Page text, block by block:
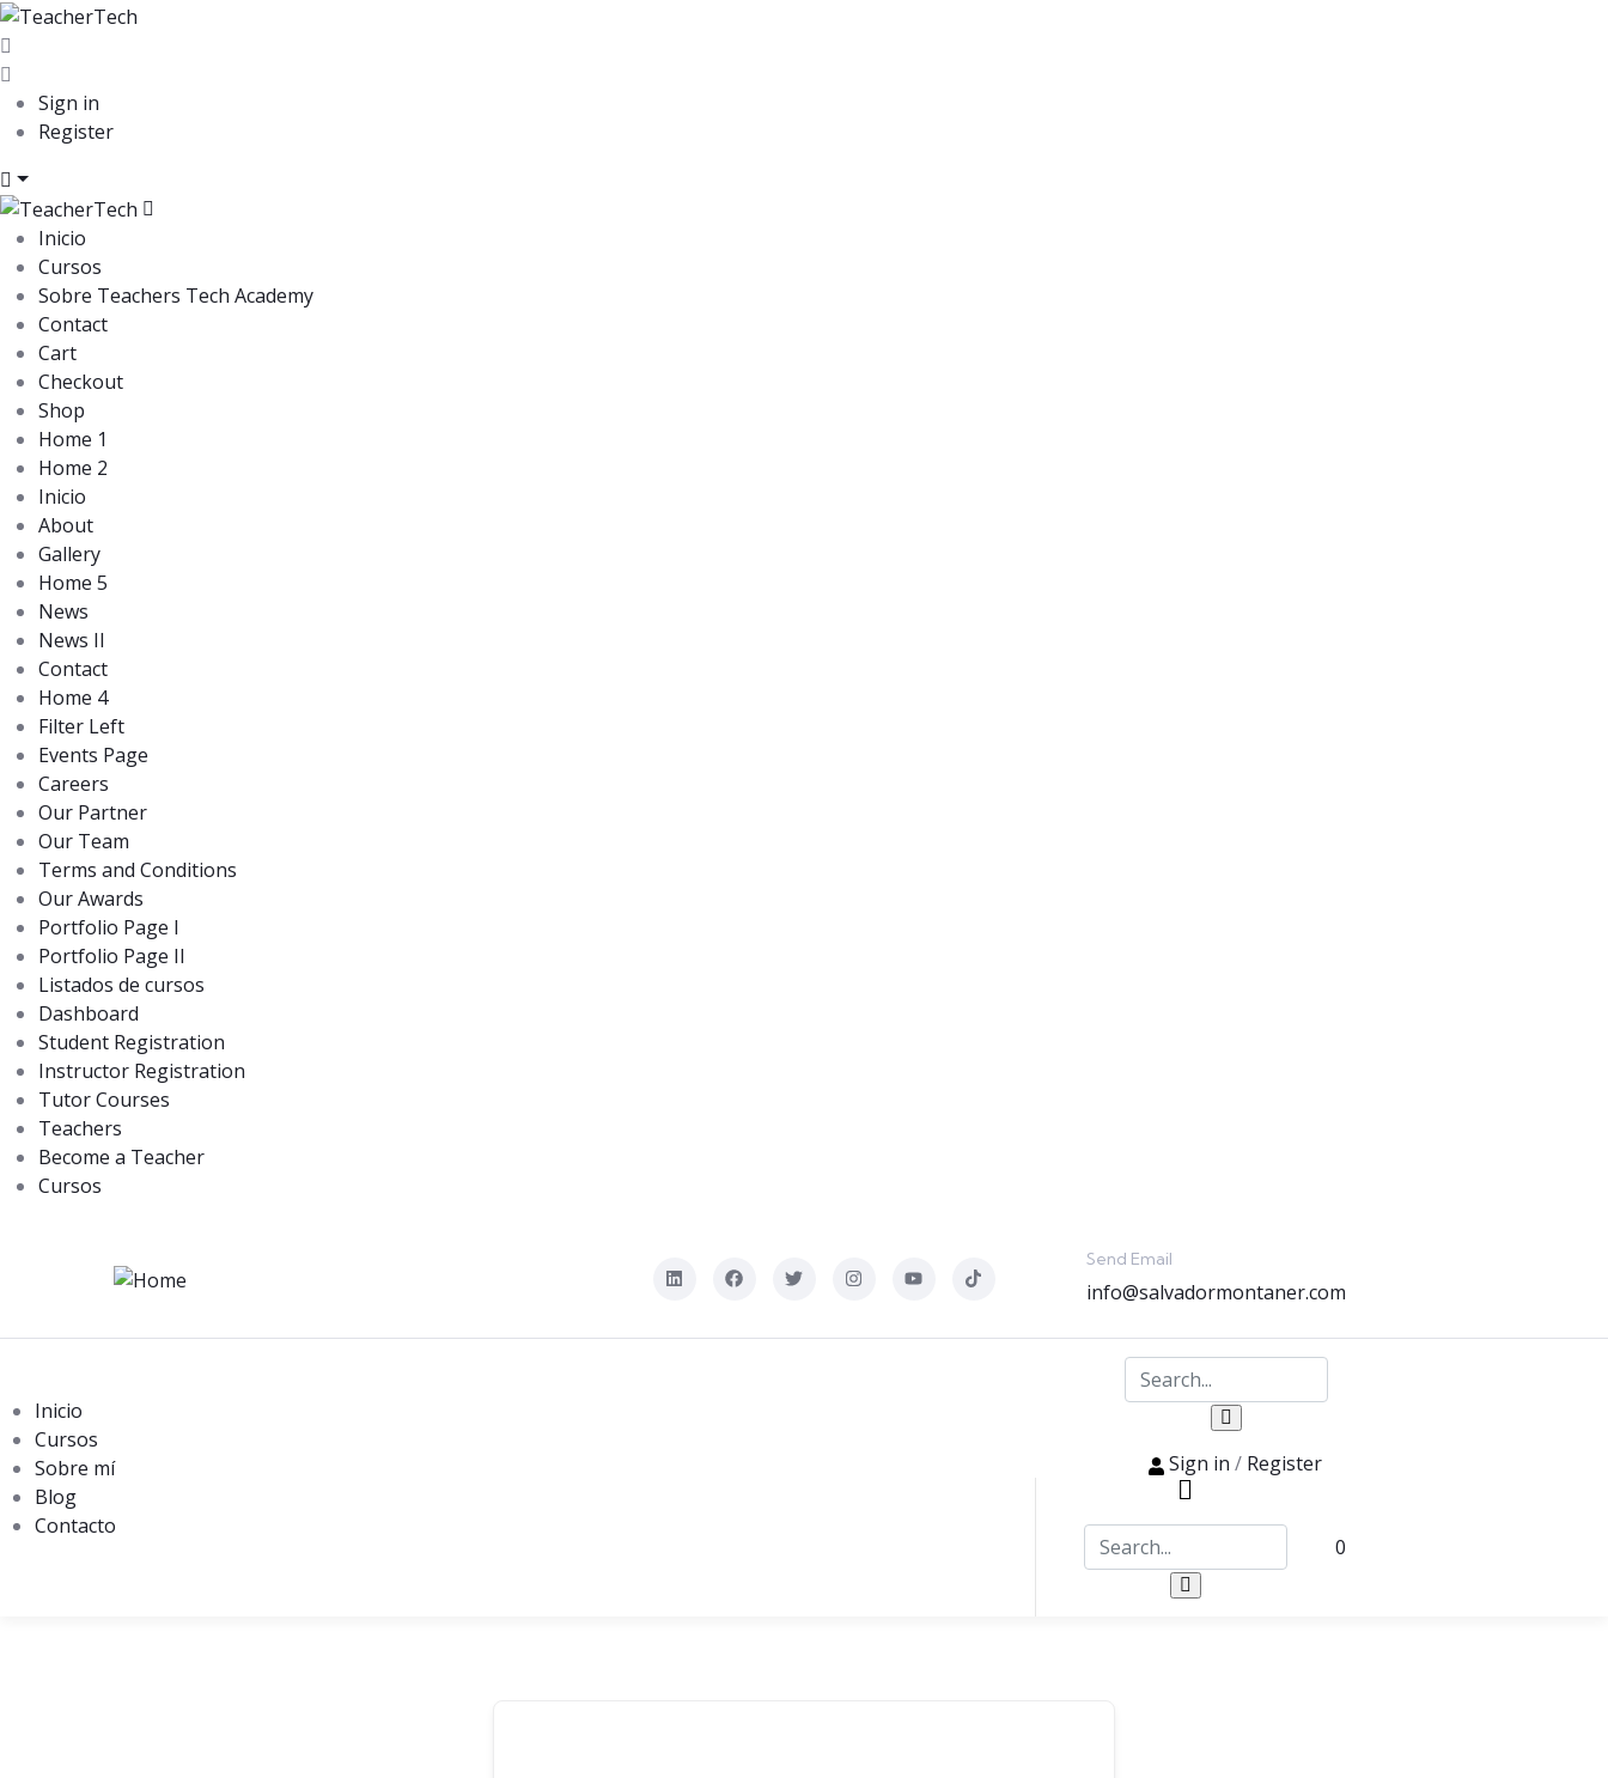
Sign in
Register
Inicio
Cursos
Sobre Teachers Tech Academy
Contact
Cart
Checkout
Shop
Home 1
Home 2
Inicio
About
Gallery
Home 5
News
News II
Contact
Home 4
Filter Left
Events Page
Careers
Our Partner
Our Team
Terms and Conditions
Our Awards
Portfolio Page I
Portfolio Page II
Listados de cursos
Dashboard
Student Registration
Instructor Registration
Tutor Courses
Teachers
Become a Teacher
Cursos
Send Email
info@salvadormontaner.com
Inicio
Cursos
Sobre mí
Blog
Contacto
Sign in / Register
0